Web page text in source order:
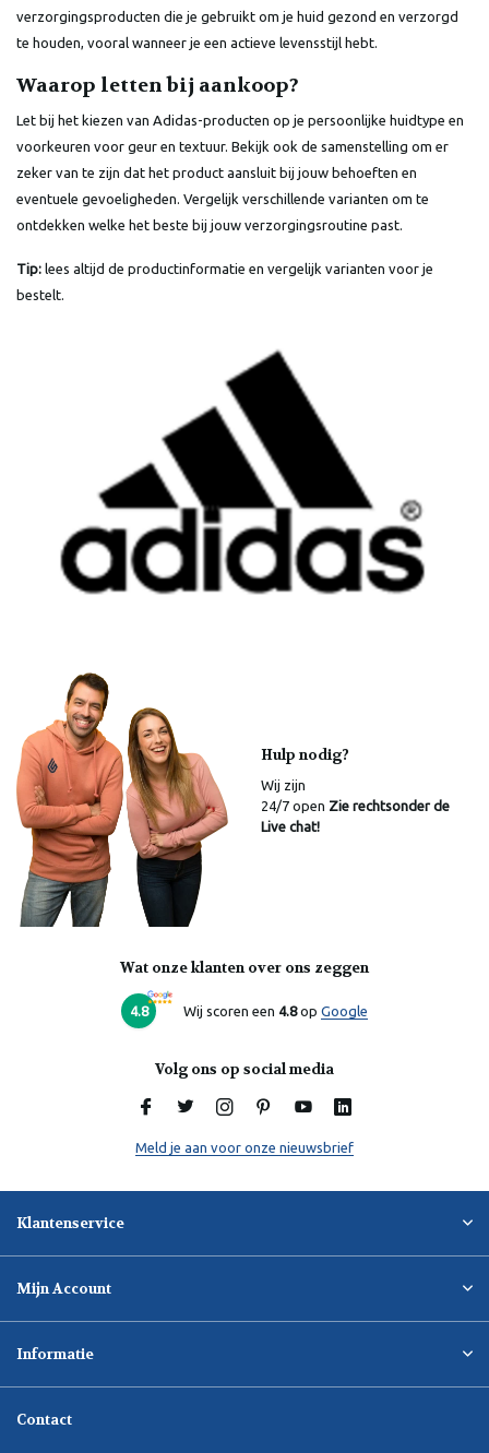
verzorgingsproducten die je gebruikt om je huid gezond en verzorgd
te houden, vooral wanneer je een actieve levensstijl hebt.
Waarop letten bij aankoop?
Let bij het kiezen van Adidas-producten op je persoonlijke huidtype en
voorkeuren voor geur en textuur. Bekijk ook de samenstelling om er
zeker van te zijn dat het product aansluit bij jouw behoeften en
eventuele gevoeligheden. Vergelijk verschillende varianten om te
ontdekken welke het beste bij jouw verzorgingsroutine past.
Tip: lees altijd de productinformatie en vergelijk varianten voor je
bestelt.
Hulp nodig?
Wij zijn
24/7 open Zie rechtsonder de
Live chat!
Wat onze klanten over ons zeggen
4.8 Wij scoren een 4.8op Google
Volg ons op social media
Meld je aan voor onze nieuwsbrief
Klantenservice
Mijn Account
Informatie
Contact
Online